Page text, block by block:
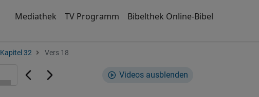
Mediathek TV Programm Bibelthek Online-Bibel
Kapitel 32 Vers 18
Videos ausblenden